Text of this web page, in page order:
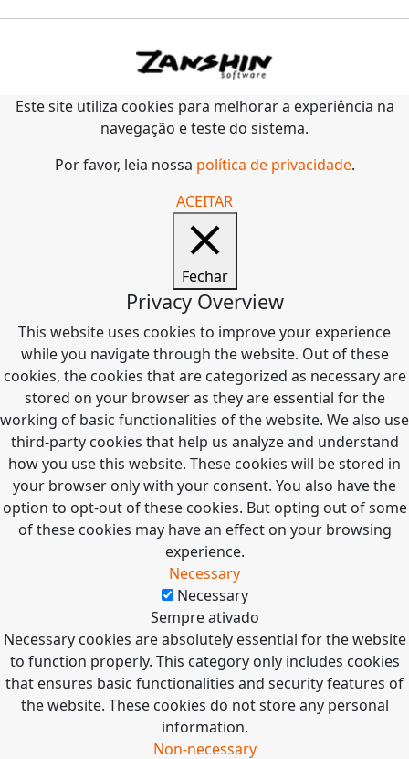
Este site utiliza cookies para melhorar a experiência na
navegação e teste do sistema.
Por favor, leia nossa política de privacidade.
ACEITAR
Fechar
Privacy Overview
This website uses cookies to improve your experience
while you navigate through the website. Out of these
cookies, the cookies that are categorized as necessary are
stored on your browser as they are essential for the
working of basic functionalities of the website. We also use
third-party cookies that help us analyze and understand
how you use this website. These cookies will be stored in
your browser only with your consent. You also have the
option to opt-out of these cookies. But opting out of some
of these cookies may have an effect on your browsing
experience.
Necessary
Necessary
Sempre ativado
Necessary cookies are absolutely essential for the website
to function properly. This category only includes cookies
that ensures basic functionalities and security features of
the website. These cookies do not store any personal
information.
Non-necessary